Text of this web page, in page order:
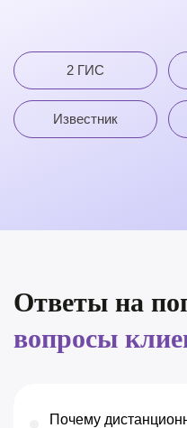
2 ГИС
Известник
Ответы на
вопросы
Почему